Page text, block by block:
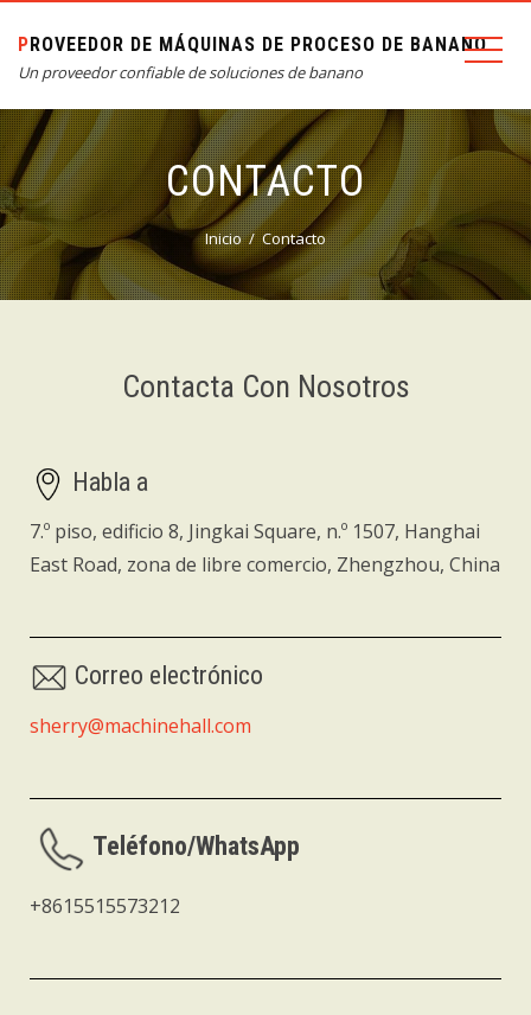
PROVEEDOR DE MÁQUINAS DE PROCESO DE BANANO
Un proveedor confiable de soluciones de banano
CONTACTO
Inicio Contacto
Contacta Con Nosotros
Habla a
7.º piso, edificio 8, Jingkai Square, n.º 1507, Hanghai
East Road, zona de libre comercio, Zhengzhou, China
Correo electrónico
sherry@machinehall.com
Teléfono/WhatsApp
+8615515573212